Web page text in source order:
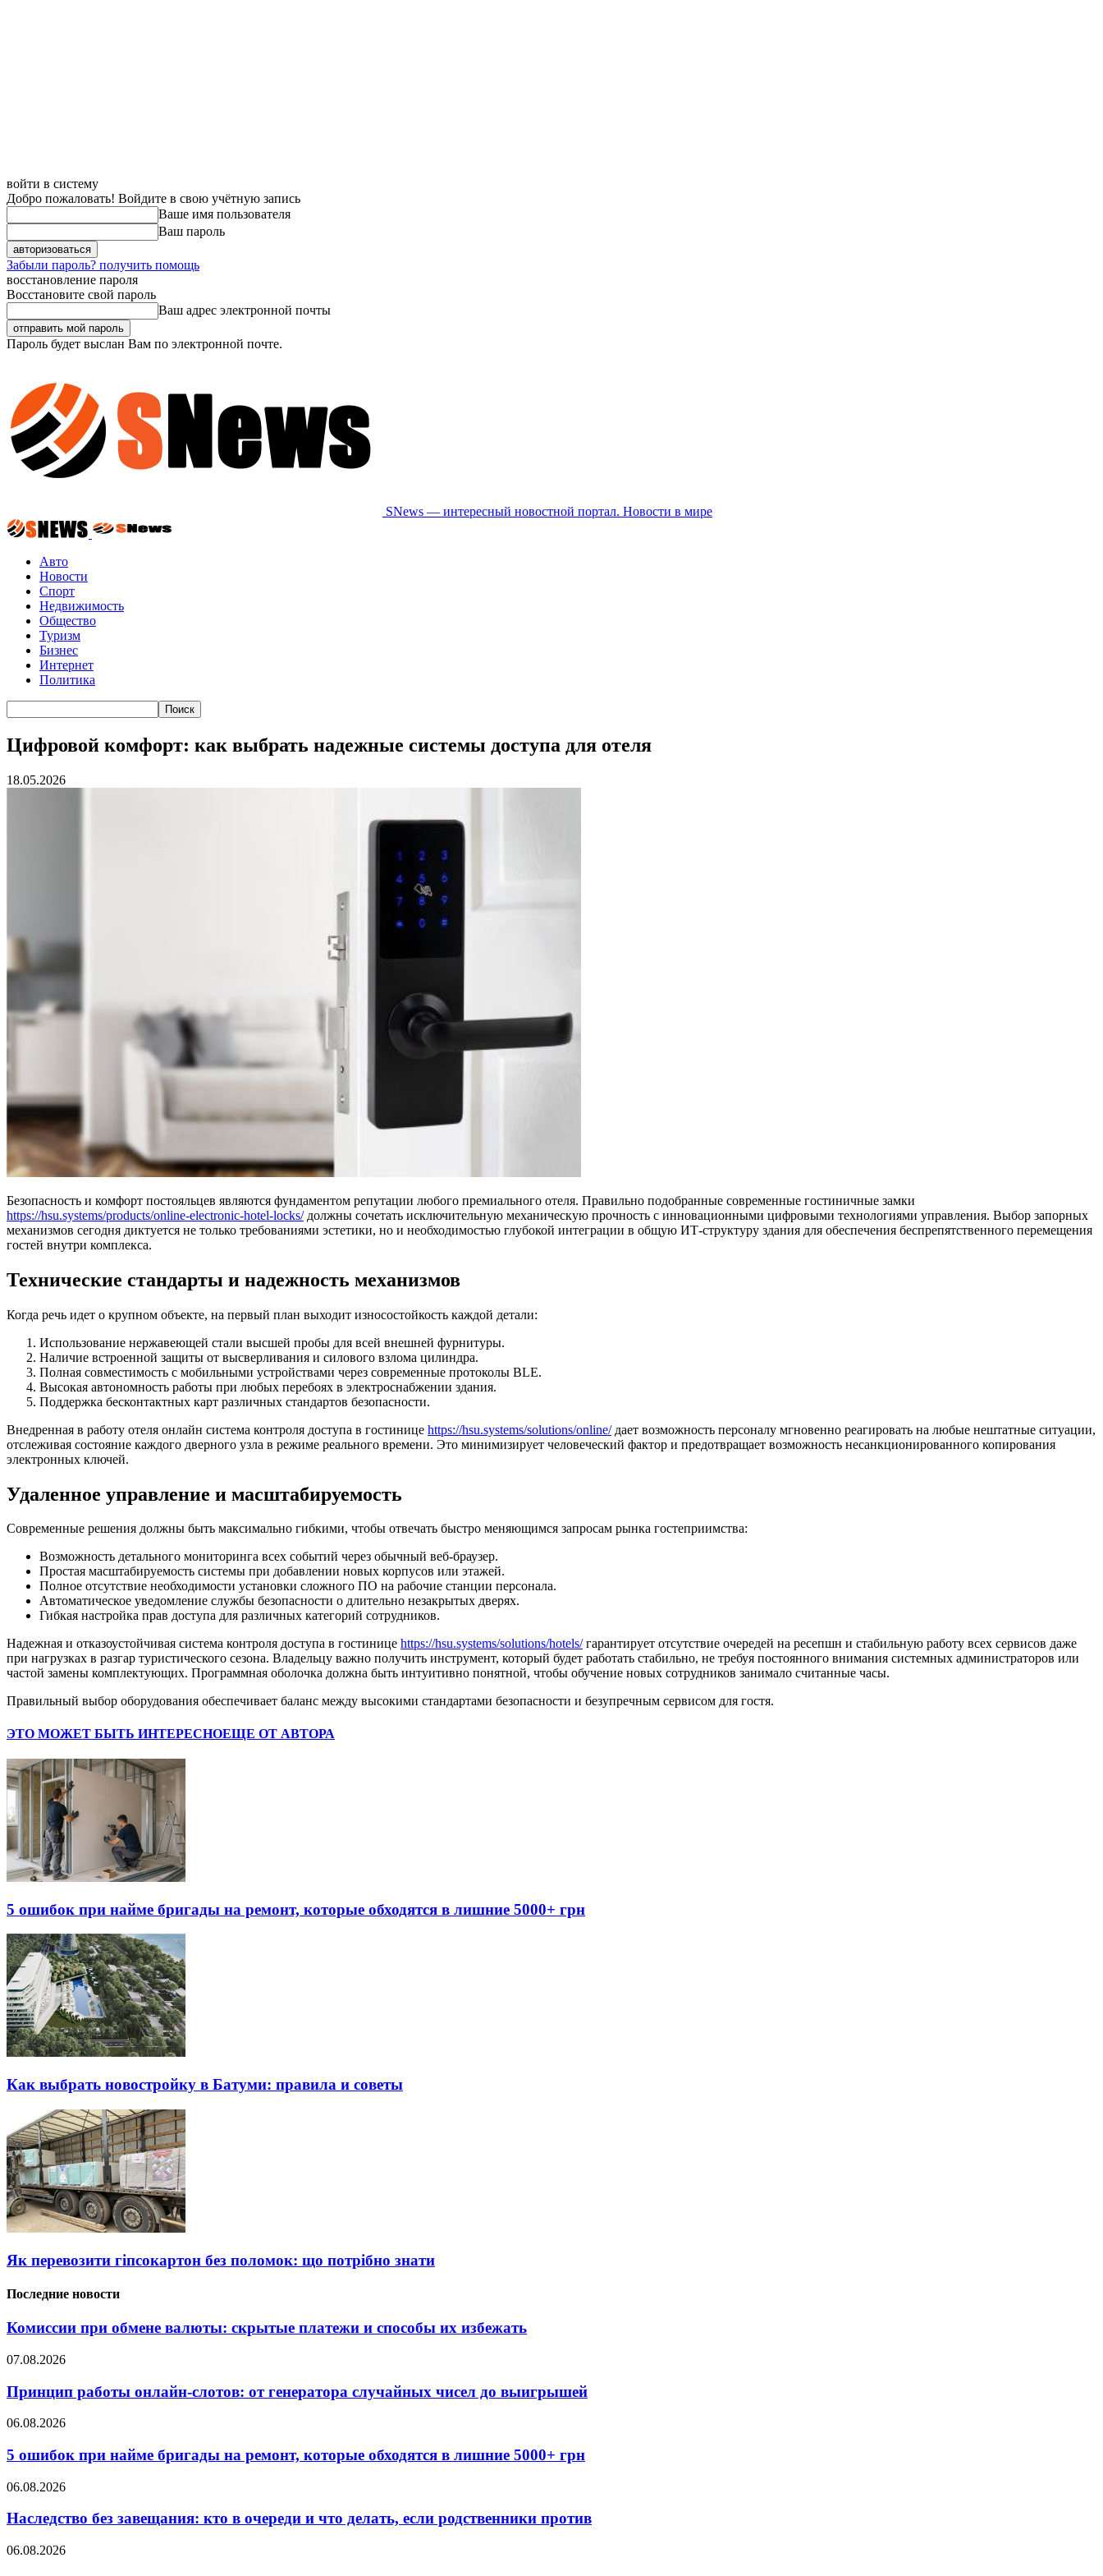
войти в систему
Добро пожаловать! Войдите в свою учётную запись
Ваше имя пользователя
Ваш пароль
Забыли пароль? получить помощь
восстановление пароля
Восстановите свой пароль
Ваш адрес электронной почты
Пароль будет выслан Вам по электронной почте.
SNews — интересный новостной портал. Новости в мире
Авто
Новости
Спорт
Недвижимость
Общество
Туризм
Бизнес
Интернет
Политика
Цифровой комфорт: как выбрать надежные системы доступа для отеля
18.05.2026
Безопасность и комфорт постояльцев являются фундаментом репутации любого премиального отеля. Правильно подобранные современные гостиничные замки
https://hsu.systems/products/online-electronic-hotel-locks/должны сочетать исключительную механическую прочность с инновационными цифровыми технологиями управления. Выбор запорных
механизмов сегодня диктуется не только требованиями эстетики, но и необходимостью глубокой интеграции в общую ИТ-структуру здания для обеспечения беспрепятственного перемещения
гостей внутри комплекса.
Технические стандарты и надежность механизмов
Когда речь идет о крупном объекте, на первый план выходит износостойкость каждой детали:
Использование нержавеющей стали высшей пробы для всей внешней фурнитуры.
Наличие встроенной защиты от высверливания и силового взлома цилиндра.
Полная совместимость с мобильными устройствами через современные протоколы BLE.
Высокая автономность работы при любых перебоях в электроснабжении здания.
Поддержка бесконтактных карт различных стандартов безопасности.
Внедренная в работу отеля онлайн система контроля доступа в гостинице https://hsu.systems/solutions/online/дает возможность персоналу мгновенно реагировать на любые нештатные ситуации,
отслеживая состояние каждого дверного узла в режиме реального времени. Это минимизирует человеческий фактор и предотвращает возможность несанкционированного копирования
электронных ключей.
Удаленное управление и масштабируемость
Современные решения должны быть максимально гибкими, чтобы отвечать быстро меняющимся запросам рынка гостеприимства:
Возможность детального мониторинга всех событий через обычный веб-браузер.
Простая масштабируемость системы при добавлении новых корпусов или этажей.
Полное отсутствие необходимости установки сложного ПО на рабочие станции персонала.
Автоматическое уведомление службы безопасности о длительно незакрытых дверях.
Гибкая настройка прав доступа для различных категорий сотрудников.
Надежная и отказоустойчивая система контроля доступа в гостинице https://hsu.systems/solutions/hotels/гарантирует отсутствие очередей на ресепшн и стабильную работу всех сервисов даже
при нагрузках в разгар туристического сезона. Владельцу важно получить инструмент, который будет работать стабильно, не требуя постоянного внимания системных администраторов или
частой замены комплектующих. Программная оболочка должна быть интуитивно понятной, чтобы обучение новых сотрудников занимало считанные часы.
Правильный выбор оборудования обеспечивает баланс между высокими стандартами безопасности и безупречным сервисом для гостя.
ЭТО МОЖЕТ БЫТЬ ИНТЕРЕСНОЕЩЕ ОТ АВТОРА
5 ошибок при найме бригады на ремонт, которые обходятся в лишние 5000+ грн
Как выбрать новостройку в Батуми: правила и советы
Як перевозити гіпсокартон без поломок: що потрібно знати
Последние новости
Комиссии при обмене валюты: скрытые платежи и способы их избежать
07.08.2026
Принцип работы онлайн-слотов: от генератора случайных чисел до выигрышей
06.08.2026
5 ошибок при найме бригады на ремонт, которые обходятся в лишние 5000+ грн
06.08.2026
Наследство без завещания: кто в очереди и что делать, если родственники против
06.08.2026